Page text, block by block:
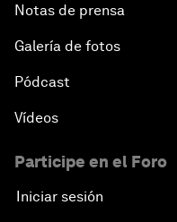
Notas de prensa
Galería de fotos
Pódcast
Vídeos
Participe en el Foro
Iniciar sesión